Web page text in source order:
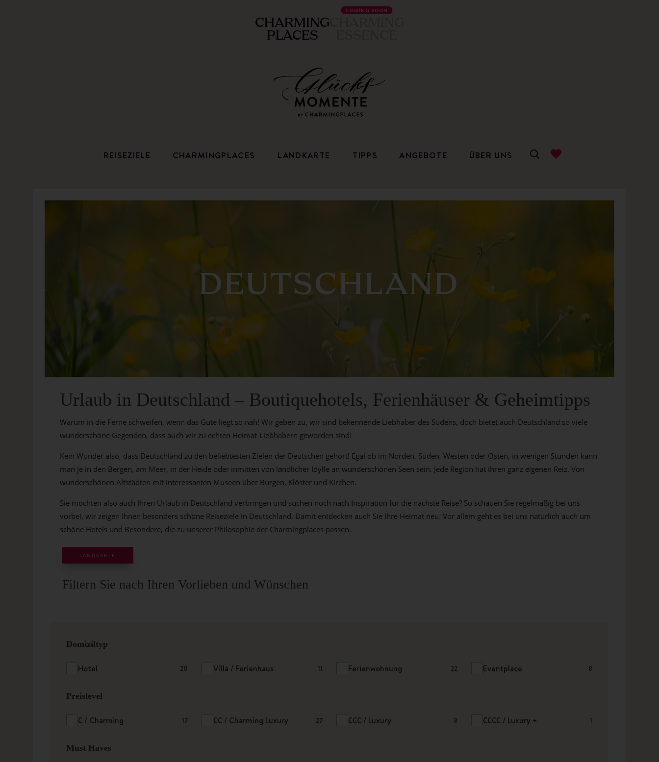
CHARMING
PLACES
COMING SOON
REISEZIELE CHARMINGPLACES LANDKARTE TIPPS ANGEBOTE ÜBER UNS
DEUTSCHLAND
Urlaub in Deutschland – Boutiquehotels, Ferienhäuser & Geheimtipps
Warum in die Ferne schweifen, wenn das Gute liegt so nah! Wir geben zu, wir sind bekennende Liebhaber des Südens, doch bietet auch Deutschland so viele
wunderschöne Gegenden, dass auch wir zu echten Heimat-Liebhabern geworden sind!
Kein Wunder also, dass Deutschland zu den beliebtesten Zielen der Deutschen gehört! Egal ob im Norden, Süden, Westen oder Osten, in wenigen Stunden kann
man je in den Bergen, am Meer, in der Heide oder inmitten von ländlicher Idylle an wunderschönen Seen sein. Jede Region hat ihren ganz eigenen Reiz. Von
wunderschönen Altstädten mit interessanten Museen über Burgen, Klöster und Kirchen.
Sie möchten also auch Ihren Urlaub in Deutschland verbringen und suchen noch nach Inspiration für die nächste Reise? So schauen Sie regelmäßig bei uns
vorbei, wir zeigen Ihnen besonders schöne Reiseziele in Deutschland. Damit entdecken auch Sie Ihre Heimat neu. Vor allem geht es bei uns natürlich auch um
schöne Hotels und Besondere, die zu unserer Philosophie der Charmingplaces passen.
LANDKARTE
Filtern Sie nach Ihren Vorlieben und Wünschen
Domiziltyp
Hotel 20 Villa / Ferienhaus 11 Ferienwohnung 22 Eventplace 8
Preislevel
€ / Charming 17 €€ / Charming Luxury 27 €€€ / Luxury 8 €€€€ / Luxury + 1
Must Haves